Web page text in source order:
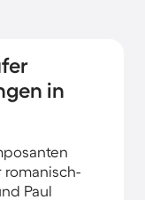
in
romanisch-
Paul